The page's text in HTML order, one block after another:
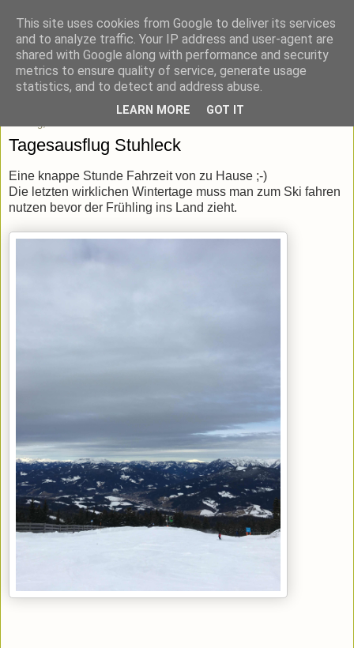
blick-punkt[e..]
Momentaufnahmen von unterwegs & daheim.
Tagesausflug Stuhleck
Eine knappe Stunde Fahrzeit von zu Hause ;-)
Die letzten wirklichen Wintertage muss man zum Ski fahren
nutzen bevor der Frühling ins Land zieht.
This site uses cookies from Google to deliver its services
and to analyze traffic. Your IP address and user-agent are
shared with Google along with performance and security
metrics to ensure quality of service, generate usage
statistics, and to detect and address abuse.
LEARN MORE GOT IT